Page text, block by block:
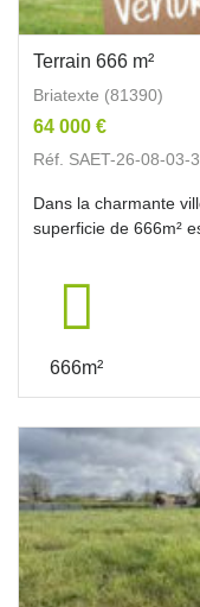
Terrain 666 m²
Briatexte (81390)
64 000 €
Réf. SAET-26-08-03-
Dans la charmante
superficie de 666m²
666m²